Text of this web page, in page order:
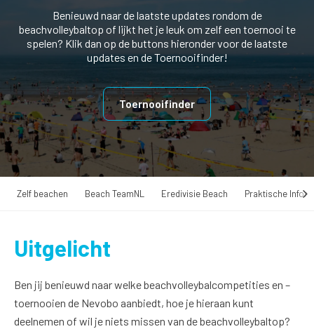
Benieuwd naar de laatste updates rondom de
beachvolleybaltop of lijkt het je leuk om zelf een toernooi te
spelen? Klik dan op de buttons hieronder voor de laatste
updates en de Toernooifinder!
Toernooifinder
Zelf beachen Beach TeamNL Eredivisie Beach Praktische
Uitgelicht
Ben jij benieuwd naar welke beachvolleybalcompetities en –
toernooien de Nevobo aanbiedt, hoe je hieraan kunt
deelnemen of wil je niets missen van de beachvolleybaltop?